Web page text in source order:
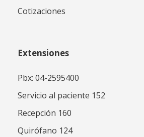
Cotizaciones
Extensiones
Pbx: 04-2595400
Servicio al paciente 152
Recepción 160
Quirófano 124